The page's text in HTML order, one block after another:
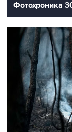
Фотохроника